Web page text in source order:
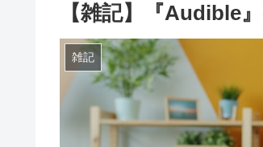
【雑記】『Audible
雑記